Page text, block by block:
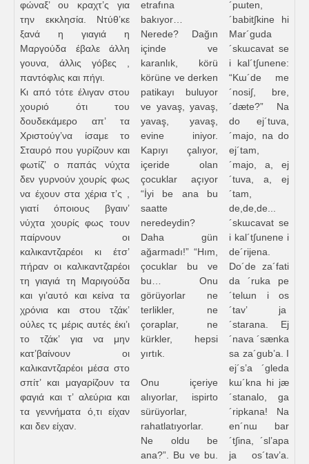
φώναξ’ ου κραχτ’ς για
την εκκλησία. Ντύθ’κε
ξανά η γιαγιά η
Μαργούδα έβαλε άλλη
γουνα, άλλις γόβες ,
παντόφλις και πήγι.
Κι από τότε έλιγαν στου
χουριό ότι του
δουδεκάμερο απ’ τα
Χριστούγ’να ίσαμε το
Σταυρό που γυρίζουν και
φωτίζ’ ο παπάς νύχτα
δεν γυρνούν χουρίς φως
να έχουν στα χέρια τ’ς ,
γιατί όποιους βγαιν’
νύχτα χουρίς φως τουν
παίρνουν οι
καλικαντζαρέοι κι έτσ’
πήραν οι καλικαντζαρέοι
τη γιαγιά τη Μαριγούδα
και γι’αυτό και κείνα τα
χρόνια και στου τζάκ’
ούλες τς μέρις αυτές έκι’ι
το τζάκ’ για να μην
κατ’βαίνουν οι
καλικαντζαρέοι μέσα στο
σπίτ’ και μαγαρίζουν τα
φαγιά και τ’ αλεύρια και
τα γεννήματα ό,τι είχαν
και δεν είχαν.
etrafına
bakıyor…
Nerede? Dağın
içinde ve
karanlık, körü
körüne ve derken
patikayı buluyor
ve yavaş, yavaş,
yavaş, yavaş,
evine iniyor.
Kapıyı çalıyor,
içeride olan
çocuklar açıyor
“İyi be ana bu
saatte
neredeydin?
Daha gün
ağarmadı!” “Hım,
çocuklar bu ve
bu… Onu
görüyorlar ne
terlikler, ne
çoraplar, ne
kürkler, hepsi
yırtık.
Onu içeriye
alıyorlar, ispirto
sürüyorlar,
rahatlatıyorlar.
Ne oldu be
ana?”. Bu ve bu.
´pɯten,
´babit∫kine hi
Mar´guda
´skɯcavat se
i kal´t∫unene:
“Kɯ´de me
´nosi∫, bre,
´dæte?” Na
do ej´tuva,
´majo, na do
ej´tam,
´majo, a, ej
´tuva, a, ej
´tam,
de,de,de...
´skɯcavat se
i kal´t∫unene i
de´rijena.
Do´de za´fati
da ´ruka pe
´telɯn i os
´tav’ ja
´starana. Ej
´nava ´sænka
sa za´gub’a. I
ej´s’a ´gleda
kɯ´kna hi jæ
´stanalo, ga
´ripkana! Na
en´nɯ bar
´t∫ina, ´sl’apa
ja os´tav’a.